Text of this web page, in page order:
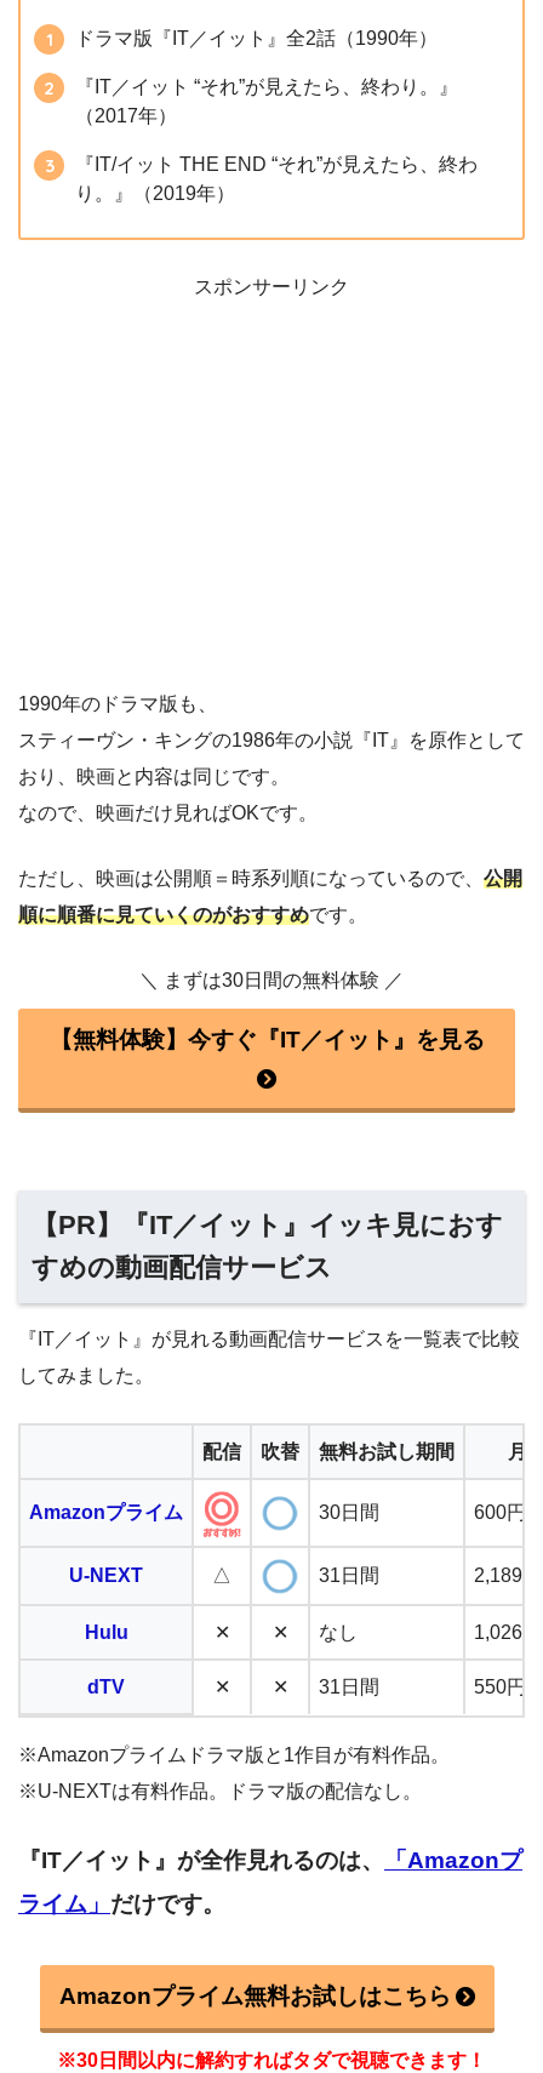
ドラマ版『IT／イット』全2話（1990年）
『IT／イット “それ”が見えたら、終わり。』
（2017年）
『IT/イット THE END “それ”が見えたら、終わ
り。』（2019年）
スポンサーリンク
1990年のドラマ版も、
スティーヴン・キングの1986年の小説『IT』を原作として
おり、映画と内容は同じです。
なので、映画だけ見ればOKです。
ただし、映画は公開順＝時系列順になっているので、 公開
順に順番に見ていくのがおすすめです。
＼ まずは30日間の無料体験 ／
【無料体験】今すぐ『IT／イット』を見る
【PR】『IT／イット』イッキ見におす
すめの動画配信サービス
『IT／イット』が見れる動画配信サービスを一覧表で比較
してみました。
配信 吹替 無料お試し期間 月
Amazonプライム 30日間 600円
U-NEXT △ 31日間 2,189
Hulu ✕ ✕ なし 1,026
dTV ✕ ✕ 31日間 550円
※Amazonプライムドラマ版と1作目が有料作品。
※U-NEXTは有料作品。ドラマ版の配信なし。
『IT／イット』が全作見れるのは、
「Amazonプ
ライム」 だけです。
Amazonプライム無料お試しはこちら
※30日間以内に解約すればタダで視聴できます！